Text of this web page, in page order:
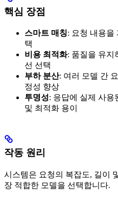
핵심 장점
스마트 매칭: 요청 내용을
택
비용 최적화: 품질을 유지
선 선택
부하 분산: 여러 모델 간
정성 향상
투명성: 응답에 실제 사용
및 최적화 용이
작동 원리
시스템은 요청의 복잡도, 길이
장 적합한 모델을 선택합니다.